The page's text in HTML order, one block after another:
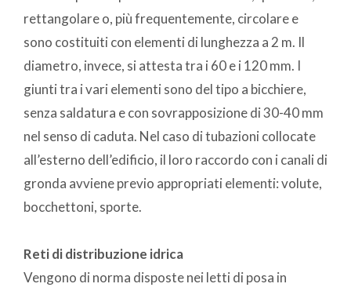
rettangolare o, più frequentemente, circolare e
sono costituiti con elementi di lunghezza a 2 m. Il
diametro, invece, si attesta tra i 60 e i 120 mm. I
giunti tra i vari elementi sono del tipo a bicchiere,
senza saldatura e con sovrapposizione di 30-40 mm
nel senso di caduta. Nel caso di tubazioni collocate
all’esterno dell’edificio, il loro raccordo con i canali di
gronda avviene previo appropriati elementi: volute,
bocchettoni, sporte.
Reti di distribuzione idrica
Vengono di norma disposte nei letti di posa in